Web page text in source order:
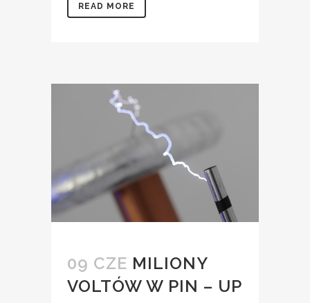
READ MORE
09 CZE MILIONY
VOLTÓW W PIN – UP